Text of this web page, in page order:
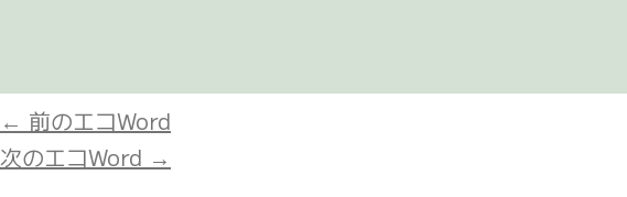
← 前のエコWord
次のエコWord →